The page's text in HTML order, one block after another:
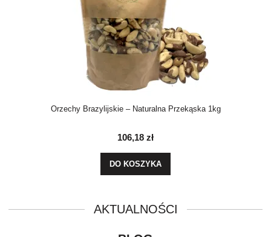
Orzechy Brazylijskie – Naturalna Przekąska 1kg
106,18 zł
DO KOSZYKA